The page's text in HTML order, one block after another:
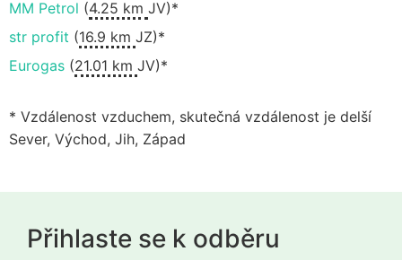
MM Petrol (4.25 km JV)*
str profit (16.9 km JZ)*
Eurogas (21.01 km JV)*
* Vzdálenost vzduchem, skutečná vzdálenost je delší
Sever, Východ, Jih, Západ
Přihlaste se k odběru